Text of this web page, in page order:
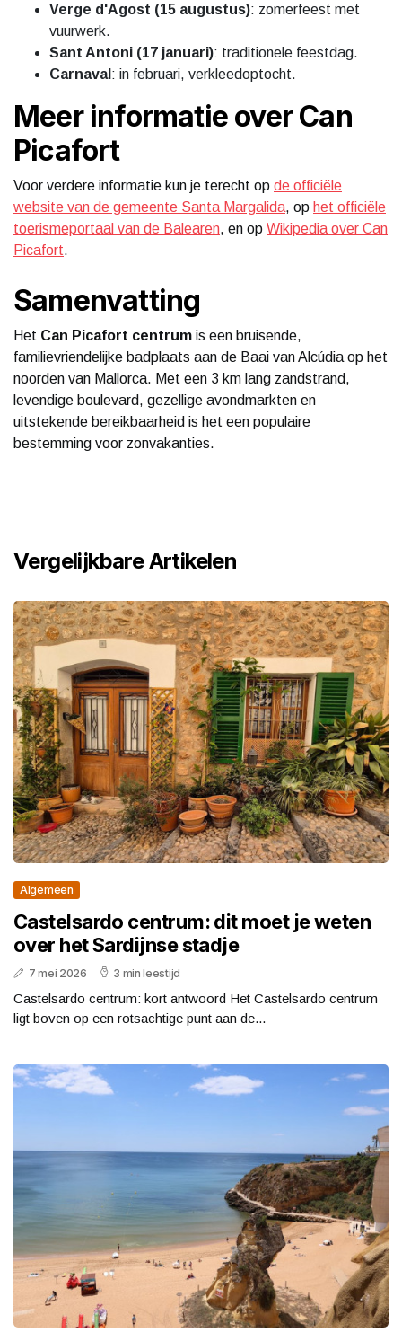
Verge d'Agost (15 augustus): zomerfeest met
vuurwerk.
Sant Antoni (17 januari): traditionele feestdag.
Carnaval : in februari, verkleedoptocht.
Meer informatie over Can
Picafort
Voor verdere informatie kun je terecht op de officiële
website van de gemeente Santa Margalida, op het officiële
toerismeportaal van de Balearen, en op Wikipedia over Can
Picafort.
Samenvatting
Het Can Picafort centrum is een bruisende,
familievriendelijke badplaats aan de Baai van Alcúdia op het
noorden van Mallorca. Met een 3 km lang zandstrand,
levendige boulevard, gezellige avondmarkten en
uitstekende bereikbaarheid is het een populaire
bestemming voor zonvakanties.
Vergelijkbare Artikelen
Algemeen
Castelsardo centrum: dit moet je weten
over het Sardijnse stadje
7 mei 2026 3 min leestijd
Castelsardo centrum: kort antwoord Het Castelsardo centrum
ligt boven op een rotsachtige punt aan de...